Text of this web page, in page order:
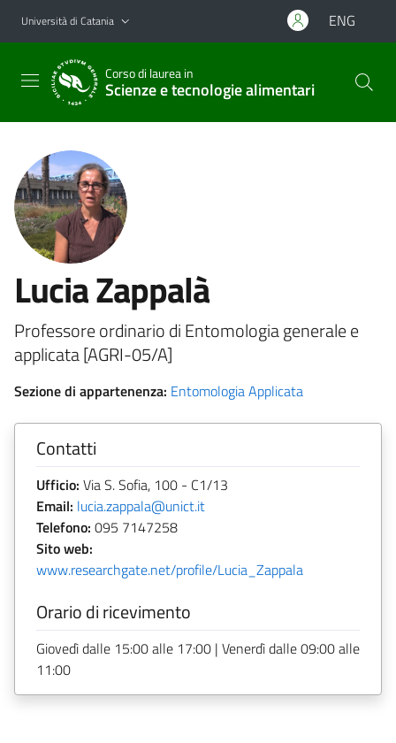
Vai al contenuto principale
Vai al menu di navigazione
Università di Catania ENG
Corso di laurea in
Scienze e tecnologie alimentari
Lucia Zappalà
Professore ordinario di Entomologia generale e
applicata [AGRI-05/A]
Sezione di appartenenza: Entomologia Applicata
Contatti
Ufficio: Via S. Sofia, 100 - C1/13
Email: lucia.zappala@unict.it
Telefono: 095 7147258
Sito web:
www.researchgate.net/profile/Lucia_Zappala
Orario di ricevimento
Giovedì dalle 15:00 alle 17:00 | Venerdì dalle 09:00 alle
11:00